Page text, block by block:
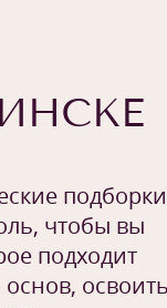
подборки
чтобы вы
подходит